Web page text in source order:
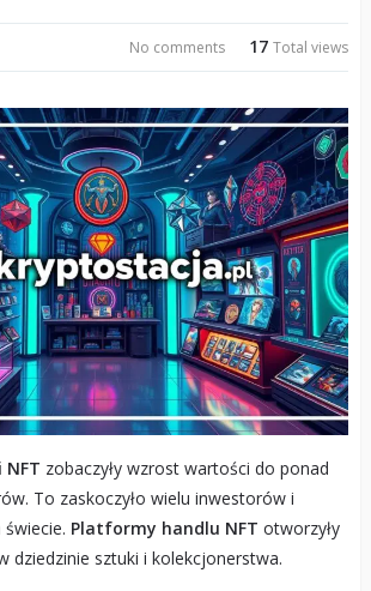
17Total views
No comments
NFT zobaczyły wzrost wartości do ponad
To zaskoczyło wielu inwestorów i
Platformy handlu NFT otworzyły
dziedzinie sztuki i kolekcjonerstwa.